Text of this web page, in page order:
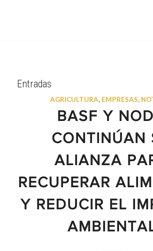
Entradas
AGRICULTURA, EMPRESAS,
BASF Y
CONTINÚAN
ALIANZA
RECUPERAR
Y REDUCIR EL